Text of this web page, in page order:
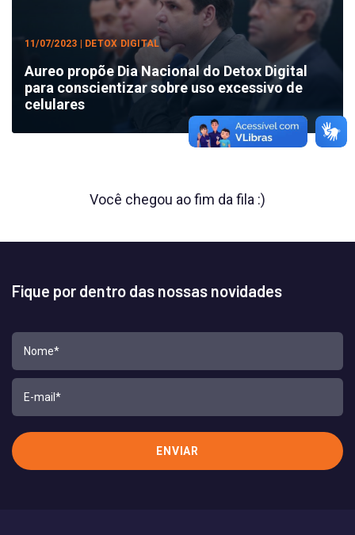
11/07/2023 | DETOX DIGITAL
Aureo propõe Dia Nacional do Detox Digital
para conscientizar sobre uso excessivo de
celulares
Você chegou ao fim da fila :)
Fique por dentro das nossas novidades